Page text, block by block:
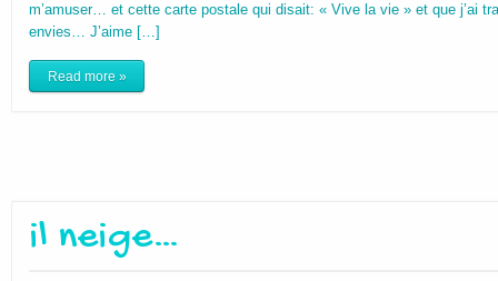
m’amuser… et cette carte postale qui disait: « Vive la vie » et que j’ai
envies… J’aime […]
Read more »
il neige…